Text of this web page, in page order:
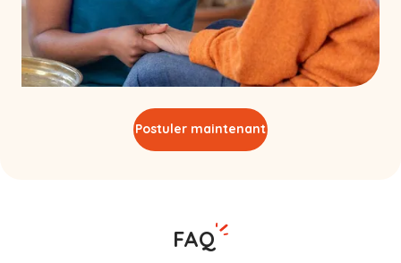
Postuler maintenant
FAQ